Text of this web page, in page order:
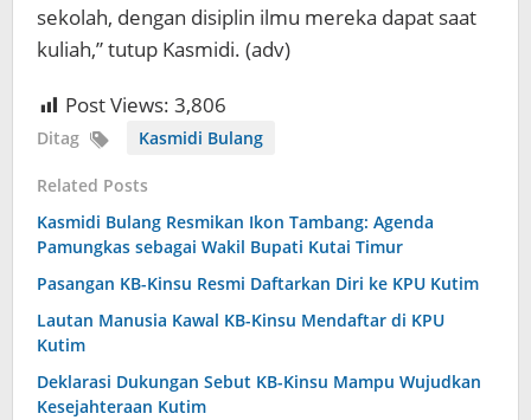
sekolah, dengan disiplin ilmu mereka dapat saat
kuliah,” tutup Kasmidi. (adv)
Post Views: 3,806
Ditag Kasmidi Bulang
Related Posts
Kasmidi Bulang Resmikan Ikon Tambang: Agenda
Pamungkas sebagai Wakil Bupati Kutai Timur
Pasangan KB-Kinsu Resmi Daftarkan Diri ke KPU Kutim
Lautan Manusia Kawal KB-Kinsu Mendaftar di KPU
Kutim
Deklarasi Dukungan Sebut KB-Kinsu Mampu Wujudkan
Kesejahteraan Kutim